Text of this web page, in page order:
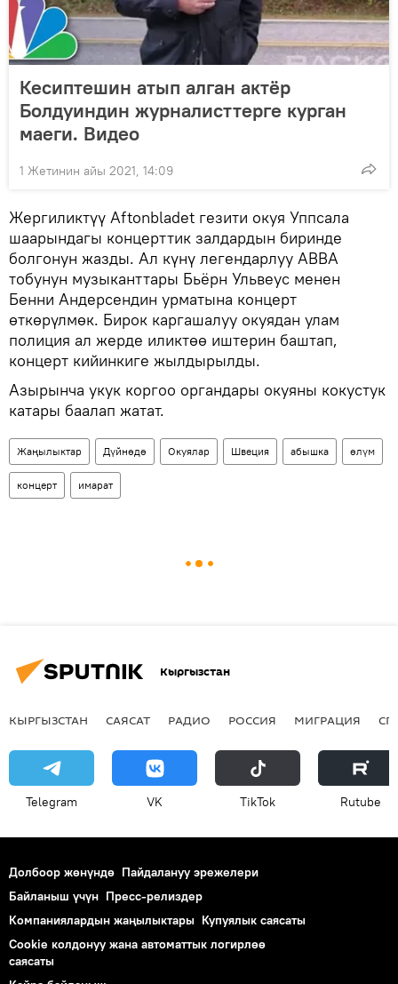
Кесиптешин атып алган актёр
Болдуиндин журналисттерге курган
маеги. Видео
1 Жетинин айы 2021, 14:09
Жергиликтүү Aftonbladet гезити окуя Уппсала
шаарындагы концерттик залдардын биринде
болгонун жазды. Ал күнү легендарлуу ABBA
тобунун музыканттары Бьёрн Ульвеус менен
Бенни Андерсендин урматына концерт
өткөрүлмөк. Бирок каргашалуу окуядан улам
полиция ал жерде иликтөө иштерин баштап,
концерт кийинкиге жылдырылды.
Азырынча укук коргоо органдары окуяны кокустук
катары баалап жатат.
Жаңылыктар Дүйнөдө Окуялар Швеция абышка өлүм
концерт имарат
Кыргызстан
КЫРГЫЗСТАН САЯСАТ РАДИО РОССИЯ МИГРАЦИЯ
Telegram VK ТikТоk Rutube
Долбоор жөнүндө Пайдалануу эрежелери
Байланыш үчүн Пресс-релиздер
Компаниялардын жаңылыктары Купуялык саясаты
Cookie колдонуу жана автоматтык логирлөө
саясаты